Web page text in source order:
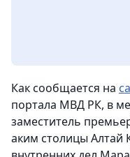
Как сообщается на
портала МВД РК, в
заместитель
аким столицы Алтай